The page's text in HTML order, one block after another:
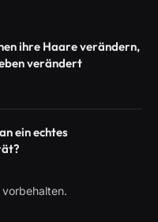
ihre Haare verändern,
verändert
ein echtes